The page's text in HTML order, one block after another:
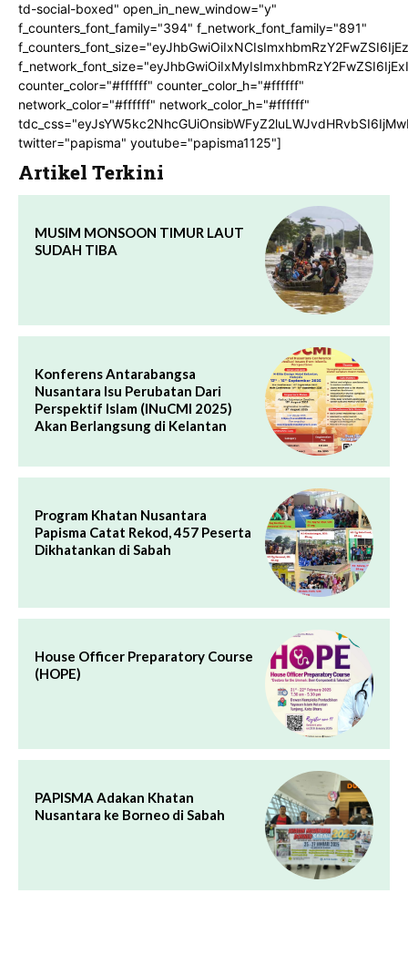
td-social-boxed" open_in_new_window="y"
f_counters_font_family="394" f_network_font_family="891"
counter_color="#ffffff" counter_color_h="#ffffff"
network_color="#ffffff" network_color_h="#ffffff"
twitter="papisma" youtube="papisma1125"]
Artikel Terkini
MUSIM MONSOON TIMUR LAUT
SUDAH TIBA
Konferens Antarabangsa
Nusantara Isu Perubatan Dari
Perspektif Islam (INuCMI 2025)
Akan Berlangsung di Kelantan
Program Khatan Nusantara
Papisma Catat Rekod, 457 Peserta
Dikhatankan di Sabah
House Officer Preparatory Course
(HOPE)
PAPISMA Adakan Khatan
Nusantara ke Borneo di Sabah